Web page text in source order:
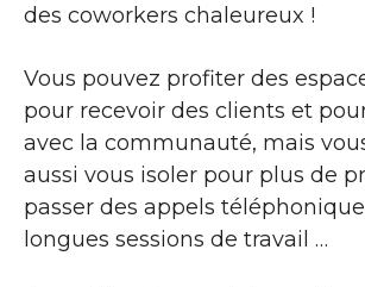
des coworkers chaleureux !
Vous pouvez profiter des
pour recevoir des clients et
avec la communauté, mais
aussi vous isoler pour plus de
passer des appels
longues sessions de travail …